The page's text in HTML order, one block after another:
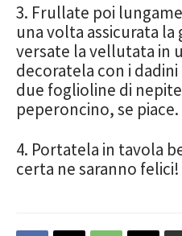
3. Frullate poi
una volta assicurata
versate la vellutata in
decoratela con i
due foglioline di
peperoncino, se piace.
4. Portatela in tavola
certa ne saranno felici!